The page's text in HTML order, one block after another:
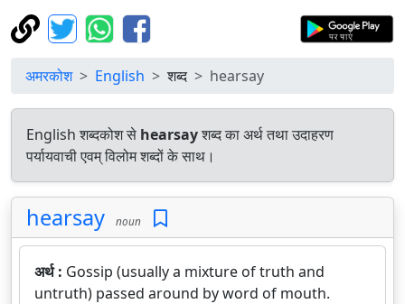
अमरकोश English शब्द hearsay
English शब्दकोश से hearsayशब्द का अर्थ तथा उदाहरण
पर्यायवाची एवम् विलोम शब्दों के साथ।
hearsay noun
अर्थ : Gossip (usually a mixture of truth and
untruth) passed around by word of mouth.